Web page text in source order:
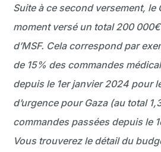
Suite à ce second versement, le
moment versé un total 200
d’MSF. Cela correspond par
de 15% des commandes
depuis le 1er janvier 2024 pour
d’urgence pour Gaza (au total
commandes passées depuis le
Vous trouverez le détail du